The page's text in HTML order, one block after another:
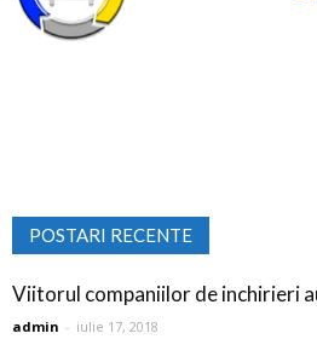
POSTARI RECENTE
Viitorul companiilor de inchirieri
admin - iulie 17, 2018